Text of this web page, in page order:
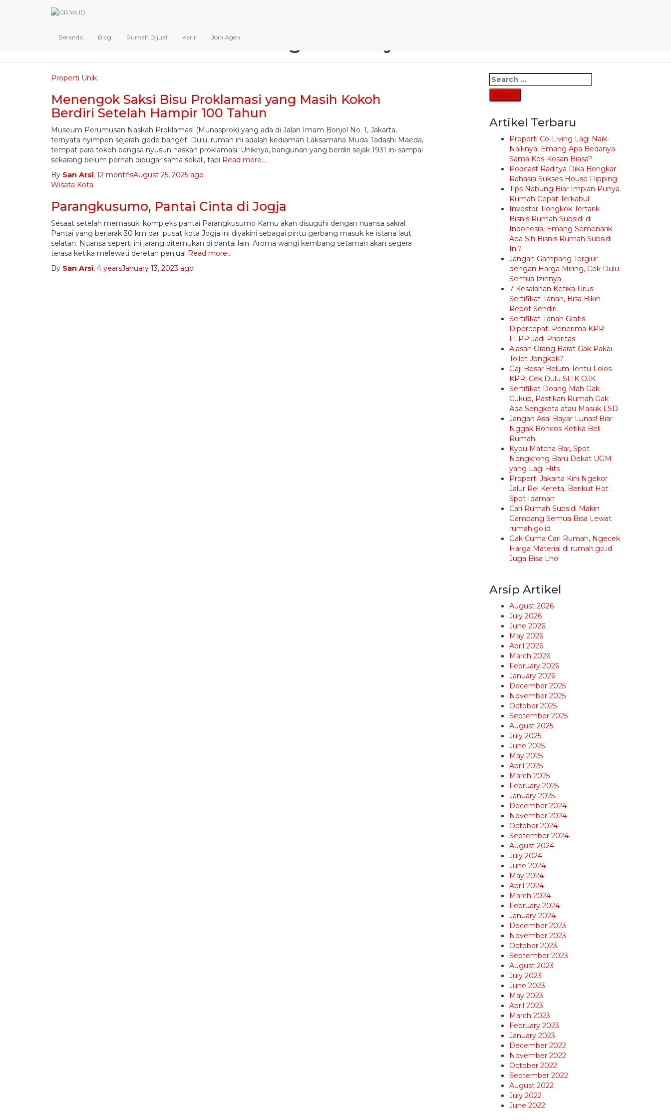
Beranda Blog Rumah Dijual Karir Join Agen
Properti Unik
Menengok Saksi Bisu Proklamasi yang Masih Kokoh
Berdiri Setelah Hampir 100 Tahun
Museum Perumusan Naskah Proklamasi (Munasprok) yang ada di Jalan Imam Bonjol No. 1, Jakarta,
ternyata nyimpen sejarah gede banget. Dulu, rumah ini adalah kediaman Laksamana Muda Tadashi Maeda,
tempat para tokoh bangsa nyusun naskah proklamasi. Uniknya, bangunan yang berdiri sejak 1931 ini sampai
sekarang belum pernah dipugar sama sekali, tapi Read more…
By San Arsi, 12 monthsAugust 25, 2025 ago
Wisata Kota
Parangkusumo, Pantai Cinta di Jogja
Sesaat setelah memasuki kompleks pantai Parangkusumo Kamu akan disuguhi dengan nuansa sakral.
Pantai yang berjarak 30 km dari pusat kota Jogja ini diyakini sebagai pintu gerbang masuk ke istana laut
selatan. Nuansa seperti ini jarang ditemukan di pantai lain. Aroma wangi kembang setaman akan segera
terasa ketika melewati deretan penjual Read more…
By San Arsi, 4 yearsJanuary 13, 2023 ago
Search
for:
Artikel Terbaru
Properti Co-Living Lagi Naik-
Naiknya, Emang Apa Bedanya
Sama Kos-Kosan Biasa?
Podcast Raditya Dika Bongkar
Rahasia Sukses House Flipping
Tips Nabung Biar Impian Punya
Rumah Cepat Terkabul
Investor Tiongkok Tertarik
Bisnis Rumah Subsidi di
Indonesia, Emang Semenarik
Apa Sih Bisnis Rumah Subsidi
Ini?
Jangan Gampang Tergiur
dengan Harga Miring, Cek Dulu
Semua Izinnya
7 Kesalahan Ketika Urus
Sertifikat Tanah, Bisa Bikin
Repot Sendiri
Sertifikat Tanah Gratis
Dipercepat, Penerima KPR
FLPP Jadi Prioritas
Alasan Orang Barat Gak Pakai
Toilet Jongkok?
Gaji Besar Belum Tentu Lolos
KPR, Cek Dulu SLIK OJK
Sertifikat Doang Mah Gak
Cukup, Pastikan Rumah Gak
Ada Sengketa atau Masuk LSD
Jangan Asal Bayar Lunas! Biar
Nggak Boncos Ketika Beli
Rumah
Kyou Matcha Bar, Spot
Nongkrong Baru Dekat UGM
yang Lagi Hits
Properti Jakarta Kini Ngekor
Jalur Rel Kereta, Berikut Hot
Spot Idaman
Cari Rumah Subsidi Makin
Gampang Semua Bisa Lewat
rumah.go.id
Gak Cuma Cari Rumah, Ngecek
Harga Material di rumah.go.id
Juga Bisa Lho!
Arsip Artikel
August 2026
July 2026
June 2026
May 2026
April 2026
March 2026
February 2026
January 2026
December 2025
November 2025
October 2025
September 2025
August 2025
July 2025
June 2025
May 2025
April 2025
March 2025
February 2025
January 2025
December 2024
November 2024
October 2024
September 2024
August 2024
July 2024
June 2024
May 2024
April 2024
March 2024
February 2024
January 2024
December 2023
November 2023
October 2023
September 2023
August 2023
July 2023
June 2023
May 2023
April 2023
March 2023
February 2023
January 2023
December 2022
November 2022
October 2022
September 2022
August 2022
July 2022
June 2022